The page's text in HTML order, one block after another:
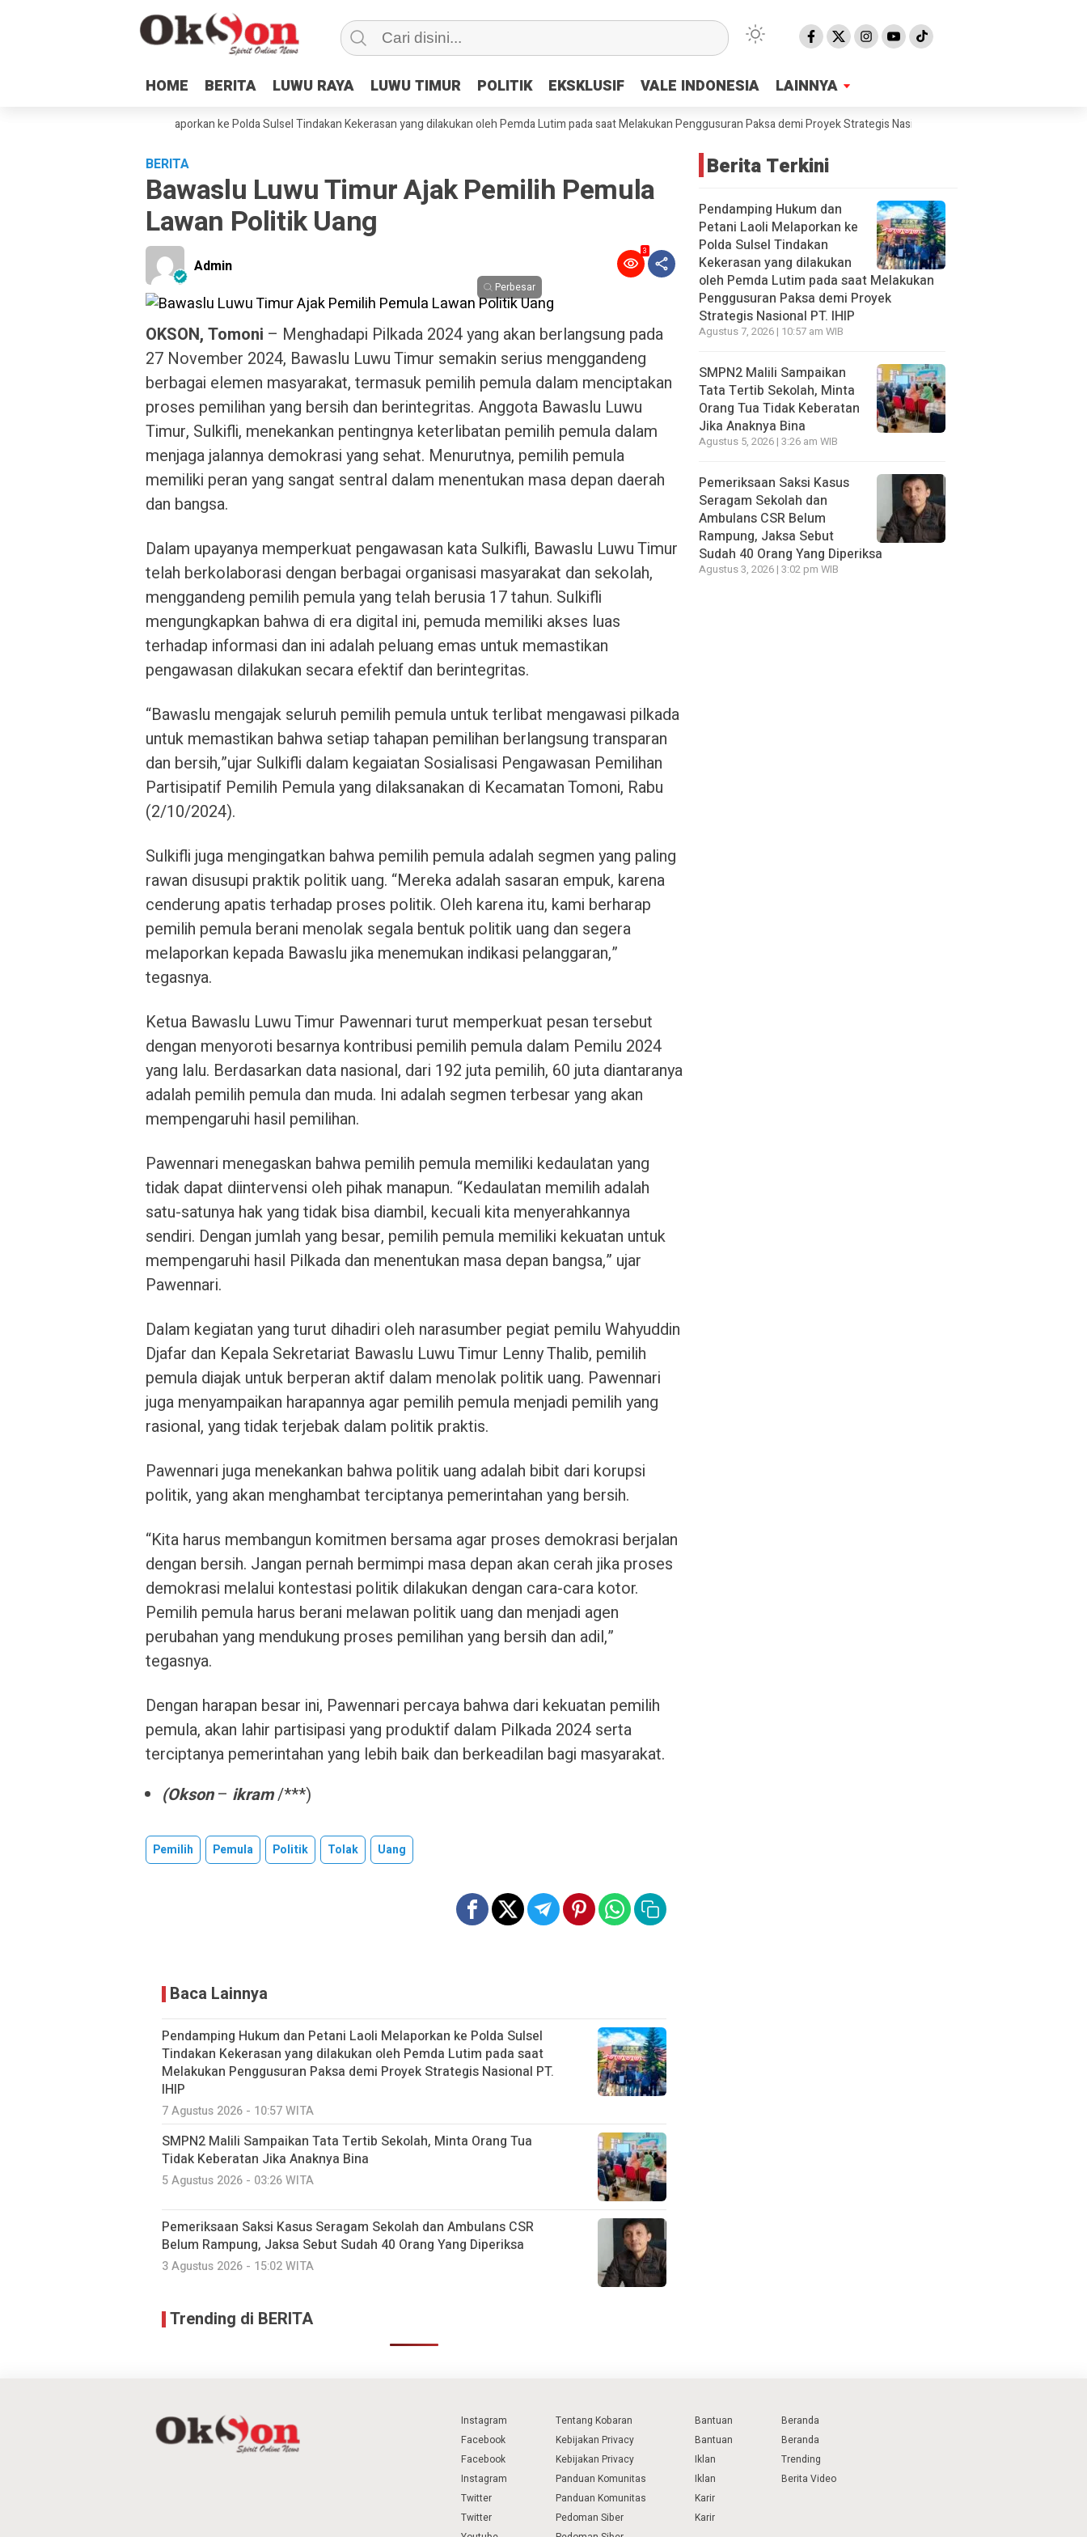
HOME BERITA LUWU RAYA LUWU TIMUR POLITIK EKSKLUSIF VALE INDONESIA LAINNYA
HOME BERITA LUWU RAYA LUWU TIMUR POLITIK EKSKLUSIF VALE INDONESIA LAINNYA
dan Petani Laoli Melaporkan ke Polda Sulsel Tindakan Kekerasan yang dilakukan oleh Pemda Lutim pada saat Melakukan Penggusuran Paksa demi Proyek Strategis Nasional PT. IHIP
BERITA
Bawaslu Luwu Timur Ajak Pemilih Pemula
Lawan Politik Uang
Admin
3
Perbesar
OKSON, Tomoni – Menghadapi Pilkada 2024 yang akan berlangsung pada
27 November 2024, Bawaslu Luwu Timur semakin serius menggandeng
berbagai elemen masyarakat, termasuk pemilih pemula dalam menciptakan
proses pemilihan yang bersih dan berintegritas. Anggota Bawaslu Luwu
Timur, Sulkifli, menekankan pentingnya keterlibatan pemilih pemula dalam
menjaga jalannya demokrasi yang sehat. Menurutnya, pemilih pemula
memiliki peran yang sangat sentral dalam menentukan masa depan daerah
dan bangsa.
Dalam upayanya memperkuat pengawasan kata Sulkifli, Bawaslu Luwu Timur
telah berkolaborasi dengan berbagai organisasi masyarakat dan sekolah,
menggandeng pemilih pemula yang telah berusia 17 tahun. Sulkifli
mengungkapkan bahwa di era digital ini, pemuda memiliki akses luas
terhadap informasi dan ini adalah peluang emas untuk memastikan
pengawasan dilakukan secara efektif dan berintegritas.
“Bawaslu mengajak seluruh pemilih pemula untuk terlibat mengawasi pilkada
untuk memastikan bahwa setiap tahapan pemilihan berlangsung transparan
dan bersih,”ujar Sulkifli dalam kegaiatan Sosialisasi Pengawasan Pemilihan
Partisipatif Pemilih Pemula yang dilaksanakan di Kecamatan Tomoni, Rabu
(2/10/2024).
Sulkifli juga mengingatkan bahwa pemilih pemula adalah segmen yang paling
rawan disusupi praktik politik uang. “Mereka adalah sasaran empuk, karena
cenderung apatis terhadap proses politik. Oleh karena itu, kami berharap
pemilih pemula berani menolak segala bentuk politik uang dan segera
melaporkan kepada Bawaslu jika menemukan indikasi pelanggaran,”
tegasnya.
Ketua Bawaslu Luwu Timur Pawennari turut memperkuat pesan tersebut
dengan menyoroti besarnya kontribusi pemilih pemula dalam Pemilu 2024
yang lalu. Berdasarkan data nasional, dari 192 juta pemilih, 60 juta diantaranya
adalah pemilih pemula dan muda. Ini adalah segmen terbesar yang akan
mempengaruhi hasil pemilihan.
Pawennari menegaskan bahwa pemilih pemula memiliki kedaulatan yang
tidak dapat diintervensi oleh pihak manapun. “Kedaulatan memilih adalah
satu-satunya hak yang tidak bisa diambil, kecuali kita menyerahkannya
sendiri. Dengan jumlah yang besar, pemilih pemula memiliki kekuatan untuk
mempengaruhi hasil Pilkada dan menentukan masa depan bangsa,” ujar
Pawennari.
Dalam kegiatan yang turut dihadiri oleh narasumber pegiat pemilu Wahyuddin
Djafar dan Kepala Sekretariat Bawaslu Luwu Timur Lenny Thalib, pemilih
pemula diajak untuk berperan aktif dalam menolak politik uang. Pawennari
juga menyampaikan harapannya agar pemilih pemula menjadi pemilih yang
rasional, yang tidak terjebak dalam politik praktis.
Pawennari juga menekankan bahwa politik uang adalah bibit dari korupsi
politik, yang akan menghambat terciptanya pemerintahan yang bersih.
“Kita harus membangun komitmen bersama agar proses demokrasi berjalan
dengan bersih. Jangan pernah bermimpi masa depan akan cerah jika proses
demokrasi melalui kontestasi politik dilakukan dengan cara-cara kotor.
Pemilih pemula harus berani melawan politik uang dan menjadi agen
perubahan yang mendukung proses pemilihan yang bersih dan adil,”
tegasnya.
Dengan harapan besar ini, Pawennari percaya bahwa dari kekuatan pemilih
pemula, akan lahir partisipasi yang produktif dalam Pilkada 2024 serta
terciptanya pemerintahan yang lebih baik dan berkeadilan bagi masyarakat.
(Okson– ikram/***)
Pemilih Pemula Politik Tolak Uang
Baca Lainnya
Pendamping Hukum dan Petani Laoli Melaporkan ke Polda Sulsel
Tindakan Kekerasan yang dilakukan oleh Pemda Lutim pada saat
Melakukan Penggusuran Paksa demi Proyek Strategis Nasional PT.
IHIP
7 Agustus 2026 - 10:57 WITA
SMPN2 Malili Sampaikan Tata Tertib Sekolah, Minta Orang Tua
Tidak Keberatan Jika Anaknya Bina
5 Agustus 2026 - 03:26 WITA
Pemeriksaan Saksi Kasus Seragam Sekolah dan Ambulans CSR
Belum Rampung, Jaksa Sebut Sudah 40 Orang Yang Diperiksa
3 Agustus 2026 - 15:02 WITA
Trending di BERITA
Berita Terkini
Pendamping Hukum dan
Petani Laoli Melaporkan ke
Polda Sulsel Tindakan
Kekerasan yang dilakukan
oleh Pemda Lutim pada saat Melakukan
Penggusuran Paksa demi Proyek
Strategis Nasional PT. IHIP
Agustus 7, 2026 | 10:57 am WIB
SMPN2 Malili Sampaikan
Tata Tertib Sekolah, Minta
Orang Tua Tidak Keberatan
Jika Anaknya Bina
Agustus 5, 2026 | 3:26 am WIB
Pemeriksaan Saksi Kasus
Seragam Sekolah dan
Ambulans CSR Belum
Rampung, Jaksa Sebut
Sudah 40 Orang Yang Diperiksa
Agustus 3, 2026 | 3:02 pm WIB
Instagram
Facebook
Facebook
Instagram
Twitter
Twitter
Tentang Kobaran
Kebijakan Privacy
Kebijakan Privacy
Panduan Komunitas
Panduan Komunitas
Pedoman Siber
Bantuan
Bantuan
Iklan
Iklan
Karir
Karir
Beranda
Beranda
Trending
Berita Video